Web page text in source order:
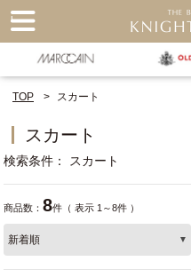
TOP スカート
スカート
検索条件 スカート
商品数：8件（ 表示 1～8件 ）